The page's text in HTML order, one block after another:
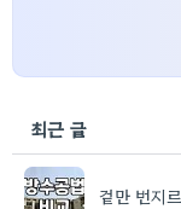
최근 글
겉만 번지